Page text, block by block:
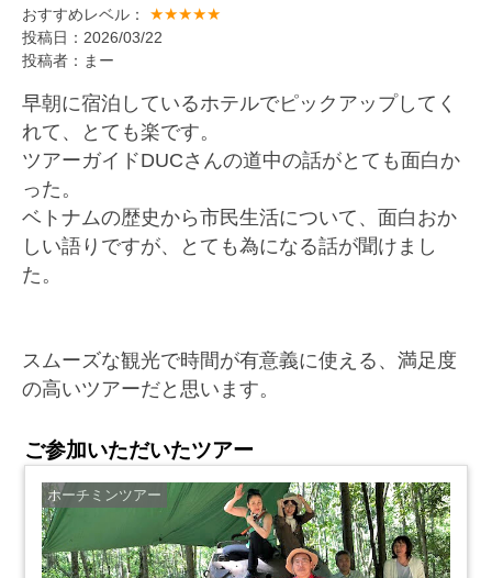
おすすめレベル： ★★★★★
投稿日：2026/03/22
投稿者：まー
早朝に宿泊しているホテルでピックアップしてく
れて、とても楽です。
ツアーガイドDUCさんの道中の話がとても面白か
った。
ベトナムの歴史から市民生活について、面白おか
しい語りですが、とても為になる話が聞けまし
た。
スムーズな観光で時間が有意義に使える、満足度
の高いツアーだと思います。
ご参加いただいたツアー
ホーチミンツアー